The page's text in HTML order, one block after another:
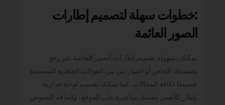
:خطوات سهلة لتصميم إطارات
الصور العائمة
يمكنك بسهولة تصميم إطارات الصور العائمة عبر رفع
تصميمك الخاص أو اختيار من بين القوالب الجاهزة المصممة
خصيصًا لكافة المجالات. كما يمكنك تصميم لوحة جدارية
بإطار كانفس بنفسك مباشرة على الموقع، وإضافة النصوص